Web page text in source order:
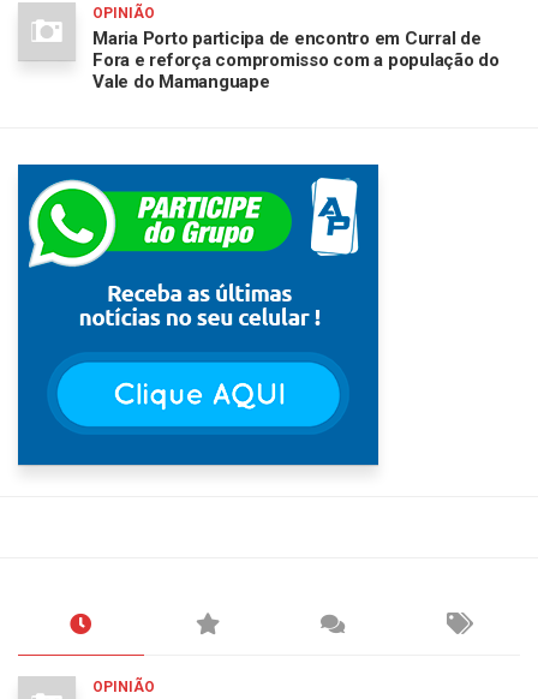
OPINIÃO
Maria Porto participa de encontro em Curral de
Fora e reforça compromisso com a população do
Vale do Mamanguape
OPINIÃO